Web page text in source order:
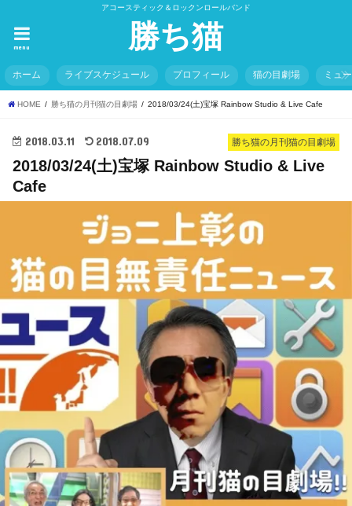
アコースティック＆ロックンロールバンド
勝ち猫
menu
ホーム ライブスケジュール プロフィール 猫の目劇場 ミュ
HOME 勝ち猫の月刊猫の目劇場 2018/03/24(土)宝塚 Rainbow Studio & Live Cafe
勝ち猫の月刊猫の目劇場
2018.03.11 2018.07.09
2018/03/24(土)宝塚 Rainbow Studio & Live
Cafe